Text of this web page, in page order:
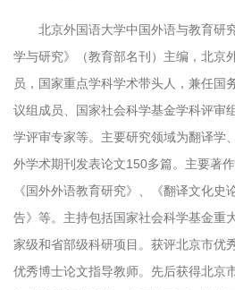
北京外国语大学中国外语与教育研
学与研究》（教育部名刊）主编，北京
员，国家重点学科学术带头人，兼任国
议组成员、国家社会科学基金学科评审
学评审专家等。主要研究领域为翻译学
外学术期刊发表论文150多篇。主要著
《国外外语教育研究》、《翻译文化史
告》等。主持包括国家社会科学基金重
家级和省部级科研项目。获评北京市优
优秀博士论文指导教师。先后获得北京